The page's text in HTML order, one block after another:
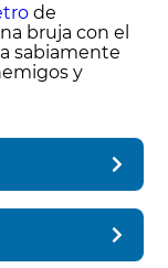
de
bruja con el
sabiamente
y